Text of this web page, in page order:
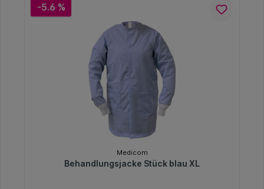
-5.6 %
Medicom
Behandlungsjacke Stück blau XL